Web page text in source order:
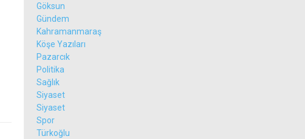
Göksun
Gündem
Kahramanmaraş
Köşe Yazıları
Pazarcık
Politika
Sağlık
Siyaset
Siyaset
Spor
Türkoğlu